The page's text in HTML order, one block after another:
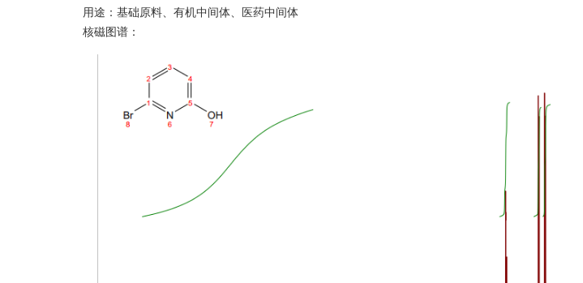
用途：基础原料、有机中间体、医药中间体
核磁图谱：